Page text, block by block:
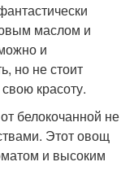
маслом и
и
но не стоит
красоту.
белокочанной не
Этот овощ
и высоким